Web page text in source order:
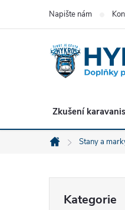
Napište nám
Zkušení
Domů
Stany a
kategorie
Kategorie